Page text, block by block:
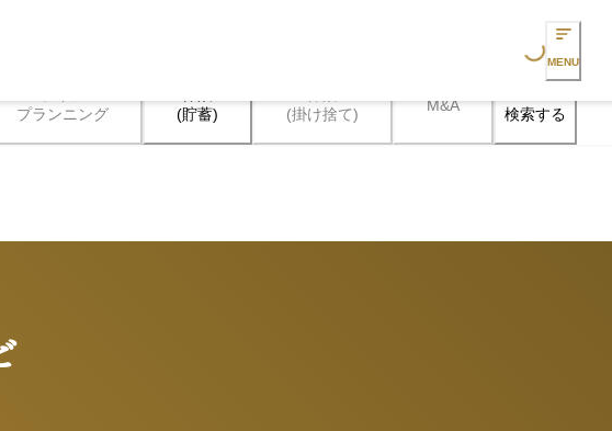
Loading...MENU
プランニング
(貯蓄)
(掛け捨て)
M&A 検索する